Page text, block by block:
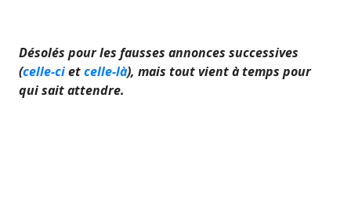
Désolés pour les fausses annonces successives
(celle-cietcelle-là), mais tout vient à temps pour
qui sait attendre.